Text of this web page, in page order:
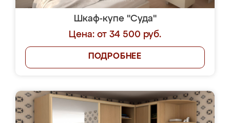
Шкаф-купе "Суда"
Цена: от 34 500 руб.
ПОДРОБНЕЕ